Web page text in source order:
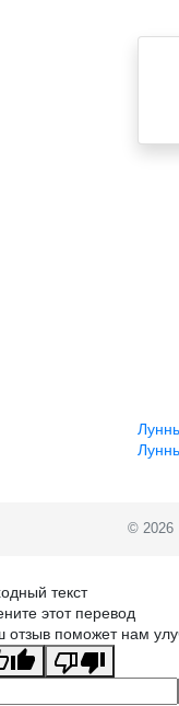
© 2026
текст
этот перевод
отзыв поможет нам